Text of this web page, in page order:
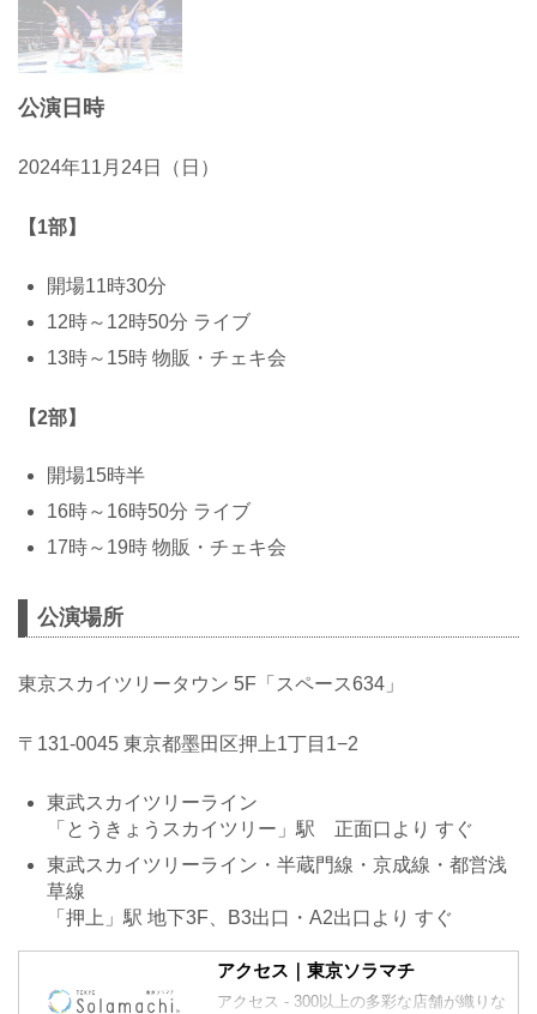
公演日時
2024年11月24日（日）
【1部】
開場11時30分
12時～12時50分 ライブ
13時～15時 物販・チェキ会
【2部】
開場15時半
16時～16時50分 ライブ
17時～19時 物販・チェキ会
公演場所
東京スカイツリータウン 5F「スペース634」
〒131-0045 東京都墨田区押上1丁目1−2
東武スカイツリーライン
「とうきょうスカイツリー」駅 正面口より すぐ
東武スカイツリーライン・半蔵門線・京成線・都営浅
草線
「押上」駅 地下3F、B3出口・A2出口より すぐ
アクセス｜東京ソラマチ
アクセス - 300以上の多彩な店舗が織りな